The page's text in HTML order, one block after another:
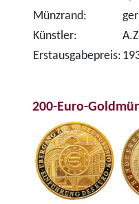
Münzrand:
Künstler:
Erstausgabepreis:
200-Euro-